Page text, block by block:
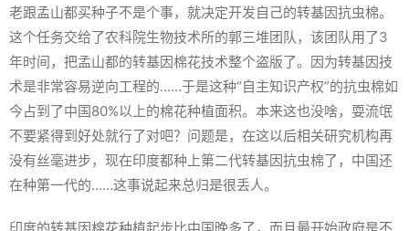
老跟孟山都买种子不是个事，就决定开发自己的转基因抗虫棉。
这个任务交给了农科院生物技术所的郭三堆团队，该团队用了3
年时间，把孟山都的转基因棉花技术整个盗版了。因为转基因技
术是非常容易逆向工程的……于是这种“自主知识产权”的抗虫棉如
今占到了中国80%以上的棉花种植面积。本来这也没啥，耍流氓
不要紧得到好处就行了对吧？问题是，在这以后相关研究机构再
没有丝毫进步，现在印度都种上第二代转基因抗虫棉了，中国还
在种第一代的……这事说起来总归是很丢人。